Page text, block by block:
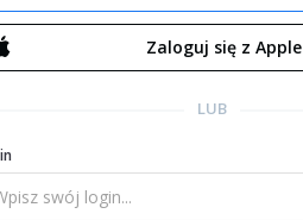
Zaloguj się z Apple
LUB